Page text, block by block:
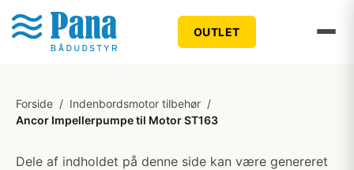
OUTLET
Forside / Indenbordsmotor tilbehør /
Ancor Impellerpumpe til Motor ST163
Dele af indholdet på denne side kan være genereret